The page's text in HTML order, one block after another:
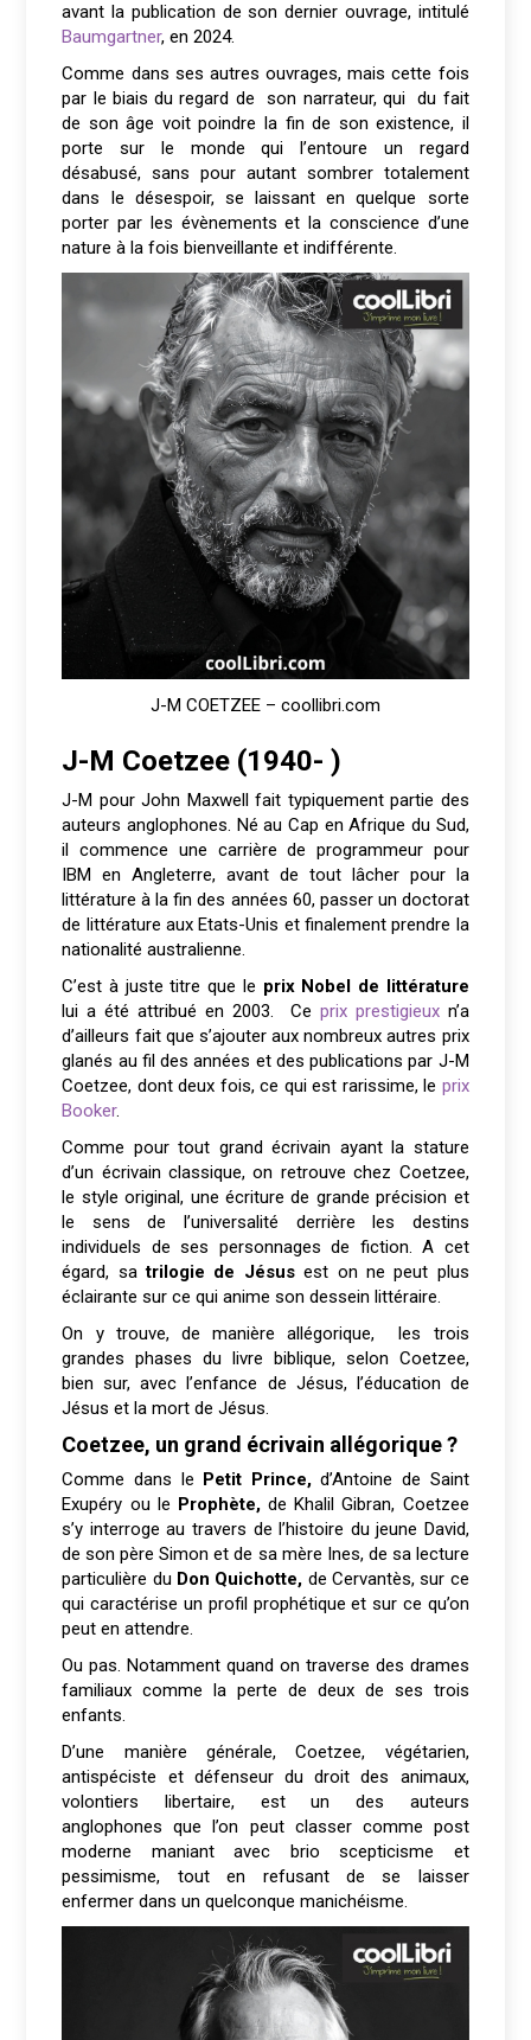
avant la publication de son dernier ouvrage, intitulé
Baumgartner, en 2024.
Comme dans ses autres ouvrages, mais cette fois
par le biais du regard de son narrateur, qui du fait
de son âge voit poindre la fin de son existence, il
porte sur le monde qui l’entoure un regard
désabusé, sans pour autant sombrer totalement
dans le désespoir, se laissant en quelque sorte
porter par les évènements et la conscience d’une
nature à la fois bienveillante et indifférente.
J-M COETZEE – coollibri.com
J-M Coetzee (1940- )
J-M pour John Maxwell fait typiquement partie des
auteurs anglophones. Né au Cap en Afrique du Sud,
il commence une carrière de programmeur pour
IBM en Angleterre, avant de tout lâcher pour la
littérature à la fin des années 60, passer un doctorat
de littérature aux Etats-Unis et finalement prendre la
nationalité australienne.
C’est à juste titre que le prix Nobel de littérature
lui a été attribué en 2003. Ce prix prestigieuxn’a
d’ailleurs fait que s’ajouter aux nombreux autres prix
glanés au fil des années et des publications par J-M
Coetzee, dont deux fois, ce qui est rarissime, le prix
Booker.
Comme pour tout grand écrivain ayant la stature
d’un écrivain classique, on retrouve chez Coetzee,
le style original, une écriture de grande précision et
le sens de l’universalité derrière les destins
individuels de ses personnages de fiction. A cet
égard, satrilogie de Jésusest on ne peut plus
éclairante sur ce qui anime son dessein littéraire.
On y trouve, de manière allégorique, les trois
grandes phases du livre biblique, selon Coetzee,
bien sur, avec l’enfance de Jésus, l’éducation de
Jésus et la mort de Jésus.
Coetzee, un grand écrivain allégorique ?
Comme dans le Petit Prince,d’Antoine de Saint
Exupéry ou le Prophète,de Khalil Gibran, Coetzee
s’y interroge au travers de l’histoire du jeune David,
de son père Simon et de sa mère Ines, de sa lecture
particulière du Don Quichotte, de Cervantès, sur ce
qui caractérise un profil prophétique et sur ce qu’on
peut en attendre.
Ou pas. Notamment quand on traverse des drames
familiaux comme la perte de deux de ses trois
enfants.
D’une manière générale, Coetzee, végétarien,
antispéciste et défenseur du droit des animaux,
volontiers libertaire, est un des auteurs
anglophones que l’on peut classer comme post
moderne maniant avec brio scepticisme et
pessimisme, tout en refusant de se laisser
enfermer dans un quelconque manichéisme.